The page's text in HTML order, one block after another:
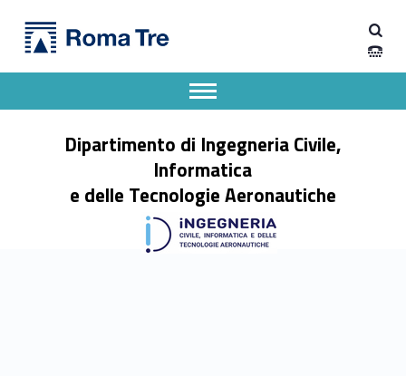
Dott. TOMMASO CAIAZZI - Dipartimento di Ingegneria Civile, Informatica e delle Tecnologie Aeronautiche
Dipartimento di Ingegneria Civile,
Informatica
e delle Tecnologie Aeronautiche
Apri il menu secondario
Header info sidebar